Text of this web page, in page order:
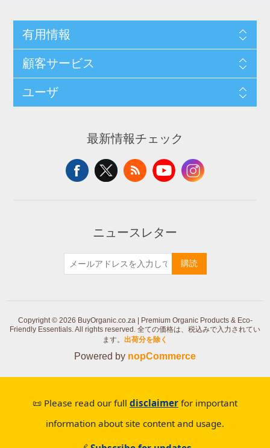
有用情報
顧客サービス
ユーザ
最新情報チェック
ニュースレター
購読
Copyright © 2026 BuyOrganic.co.za | Premium Organic Products & Eco-
Friendly Essentials. All rights reserved. 全ての価格は、税込みで入力されてい
ます。 出荷分を除く
Powered by nopCommerce
📜 Please read our full disclaimer for important
information about site content and usage.